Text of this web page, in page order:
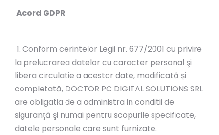
Acord GDPR
1. Conform cerintelor Legii nr. 677/2001 cu privire
la prelucrarea datelor cu caracter personal şi
libera circulatie a acestor date, modificată și
completată, DOCTOR PC DIGITAL SOLUTIONS SRL
are obligatia de a administra in conditii de
siguranţă şi numai pentru scopurile specificate,
datele personale care sunt furnizate.